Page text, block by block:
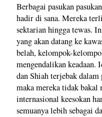
Berbagai pasukan
hadir di sana. Mereka
sektarian hingga tewas.
yang akan datang ke
belah, kelompok-
mengendalikan keadaan.
dan Shiah terjebak
maka mereka tidak bakal
internasional keesokan
semuanya lebih sebagai